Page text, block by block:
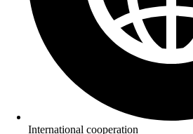
International cooperation